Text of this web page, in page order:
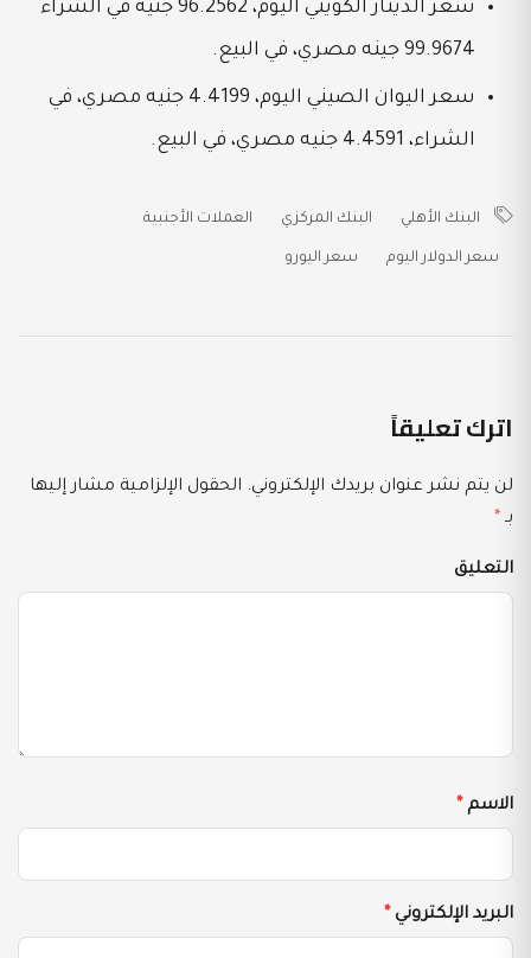
سعر الدينار الكويتي اليوم، 96.2562 جنيه في الشراء
99.9674 جينه مصري، في البيع.
سعر اليوان الصيني اليوم، 4.4199 جنيه مصري، في
الشراء، 4.4591 جنيه مصري، في البيع.
البنك الأهلي البنك المركزي العملات الأجنبية
سعر الدولار اليوم سعر اليورو
اترك تعليقاً
لن يتم نشر عنوان بريدك الإلكتروني. الحقول الإلزامية مشار إليها
بـ *
التعليق
الاسم *
البريد الإلكتروني *